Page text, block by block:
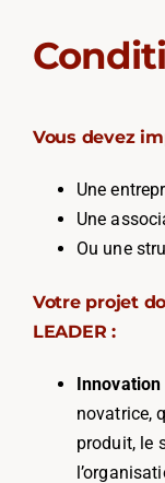
Vous devez
Une
Une
Ou une
Votre projet
LEADER :
Innovation
novatrice,
produit, le